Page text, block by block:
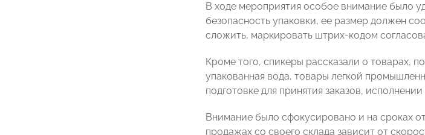
В ходе мероприятия особое внимание было
безопасность упаковки, ее размер должен
сложить, маркировать штрих-кодом
Кроме того, спикеры рассказали о товарах,
упакованная вода, товары легкой
подготовке для принятия заказов, исполнении
Внимание было сфокусировано и на сроках
продажах со своего склада зависит от